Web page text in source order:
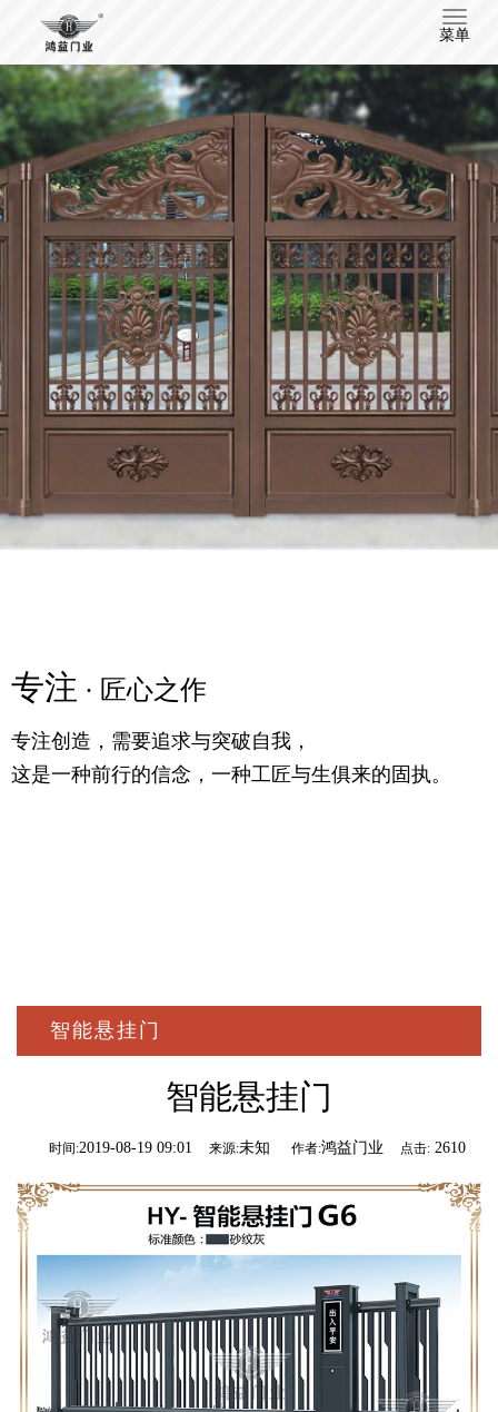
T
o
g
n
a
i
g
菜单
专注 · 匠心之作
专注创造，需要追求与突破自我，
这是一种前行的信念，一种工匠与生俱来的固执。
精粹 · 高定之美
满足你对时尚的追求，更提供一个舒适的生活条件，
随意的生活理念，诗语大气，气宇轩昂。
专注 · 匠心之作
专注创造，需要追求与突破自我，
这是一种前行的信念，一种工匠与生俱来的固执。
智能悬挂门
智能悬挂门
时间:2019-08-19 09:01 来源:未知 作者:鸿益门业 点击: 2610